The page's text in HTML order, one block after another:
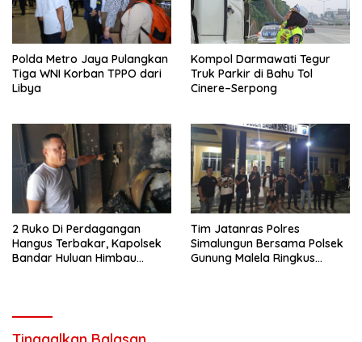
Polda Metro Jaya Pulangkan
Tiga WNI Korban TPPO dari
Libya
Kompol Darmawati Tegur
Truk Parkir di Bahu Tol
Cinere–Serpong
2 Ruko Di Perdagangan
Hangus Terbakar, Kapolsek
Bandar Huluan Himbau
Tim Jatanras Polres
Simalungun Bersama Polsek
Gunung Malela Ringkus